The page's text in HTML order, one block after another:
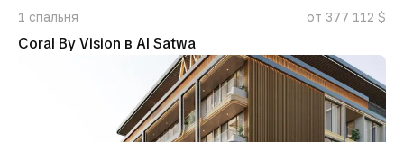
1 спальня от 377 112 $
Coral By Vision в Al Satwa